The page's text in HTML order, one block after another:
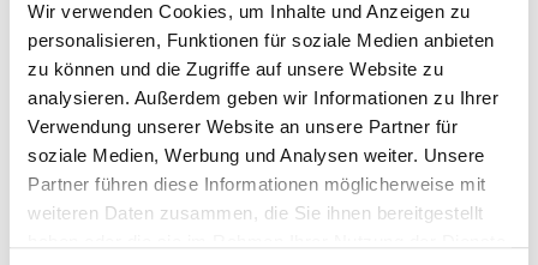
Wir verwenden Cookies, um Inhalte und Anzeigen zu
personalisieren, Funktionen für soziale Medien anbieten
zu können und die Zugriffe auf unsere Website zu
analysieren. Außerdem geben wir Informationen zu Ihrer
Verwendung unserer Website an unsere Partner für
soziale Medien, Werbung und Analysen weiter. Unsere
Partner führen diese Informationen möglicherweise mit
weiteren Daten zusammen, die Sie ihnen bereitgestellt
04.11.2024
Worauf man in der US-Wahlnacht achten sollte
05.11.2024
Kreativ mit Canva – Grundlagen
07.11.2024
Das Video-Interview: Tipps und Techniken für TV und Web